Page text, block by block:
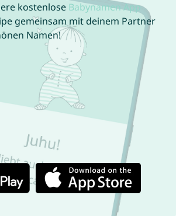
kostenlose Babynamen App
gemeinsam mit deinem Partner
Namen!